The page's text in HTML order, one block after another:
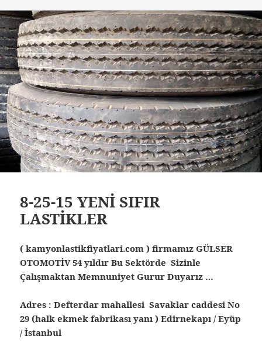
8-25-15 YENİ SIFIR
LASTİKLER
( kamyonlastikfiyatlari.com ) firmamız GÜLSER
OTOMOTİV 54 yıldır Bu Sektörde Sizinle
Çalışmaktan Memnuniyet Gurur Duyarız …
Adres : Defterdar mahallesi Savaklar caddesi No
29 (halk ekmek fabrikası yanı ) Edirnekapı / Eyüp
/ İstanbul